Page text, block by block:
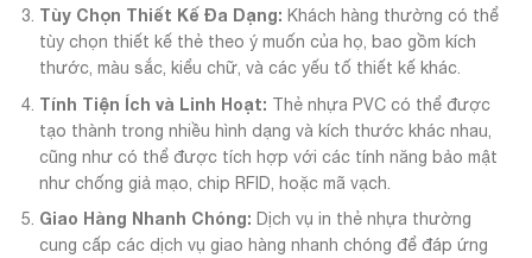
Tùy Chọn Thiết Kế Đa Dạng: Khách hàng thường có thể
tùy chọn thiết kế thẻ theo ý muốn của họ, bao gồm kích
thước, màu sắc, kiểu chữ, và các yếu tố thiết kế khác.
Tính Tiện Ích và Linh Hoạt: Thẻ nhựa PVC có thể được
tạo thành trong nhiều hình dạng và kích thước khác nhau,
cũng như có thể được tích hợp với các tính năng bảo mật
như chống giả mạo, chip RFID, hoặc mã vạch.
Giao Hàng Nhanh Chóng: Dịch vụ in thẻ nhựa thường
cung cấp các dịch vụ giao hàng nhanh chóng để đáp ứng